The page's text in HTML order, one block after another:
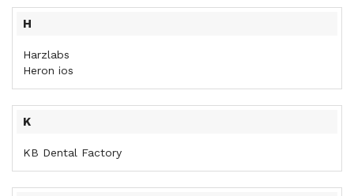
H
Harzlabs
Heron ios
K
KB Dental Factory